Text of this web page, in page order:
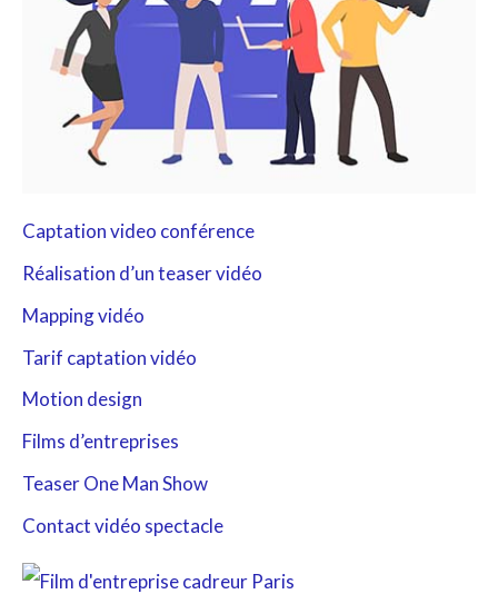
Captation video conférence
Réalisation d’un teaser vidéo
Mapping vidéo
Tarif captation vidéo
Motion design
Films d’entreprises
Teaser One Man Show
Contact vidéo spectacle